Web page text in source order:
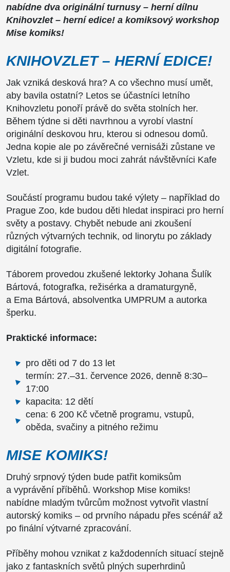
nabídne dva originální turnusy – herní dílnu
Knihovzlet – herní edice! a komiksový workshop
Mise komiks!
KNIHOVZLET – HERNÍ EDICE!
Jak vzniká desková hra? A co všechno musí umět,
aby bavila ostatní? Letos se účastníci letního
Knihovzletu ponoří právě do světa stolních her.
Během týdne si děti navrhnou a vyrobí vlastní
originální deskovou hru, kterou si odnesou domů.
Jedna kopie ale po závěrečné vernisáži zůstane ve
Vzletu, kde si ji budou moci zahrát návštěvníci Kafe
Vzlet.
Součástí programu budou také výlety – například do
Prague Zoo, kde budou děti hledat inspiraci pro herní
světy a postavy. Chybět nebude ani zkoušení
různých výtvarných technik, od linorytu po základy
digitální fotografie.
Táborem provedou zkušené lektorky Johana Šulík
Bártová, fotografka, režisérka a dramaturgyně,
a Ema Bártová, absolventka UMPRUM a autorka
šperku.
Praktické informace:
pro děti od 7 do 13 let
termín: 27.–31. července 2026, denně 8:30–
17:00
kapacita: 12 dětí
cena: 6 200 Kč včetně programu, vstupů,
oběda, svačiny a pitného režimu
MISE KOMIKS!
Druhý srpnový týden bude patřit komiksům
a vyprávění příběhů. Workshop Mise komiks!
nabídne mladým tvůrcům možnost vytvořit vlastní
autorský komiks – od prvního nápadu přes scénář až
po finální výtvarné zpracování.
Příběhy mohou vznikat z každodenních situací stejně
jako z fantaskních světů plných superhrdinů